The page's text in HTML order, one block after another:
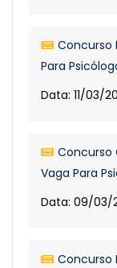
Concurso
Para
Data: 11/03/
Concurso
Vaga Para
Data: 09/03/
Concurso